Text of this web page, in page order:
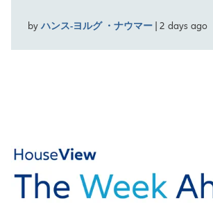
by ハンス-ヨルグ ・ナウマー| 2 days ago